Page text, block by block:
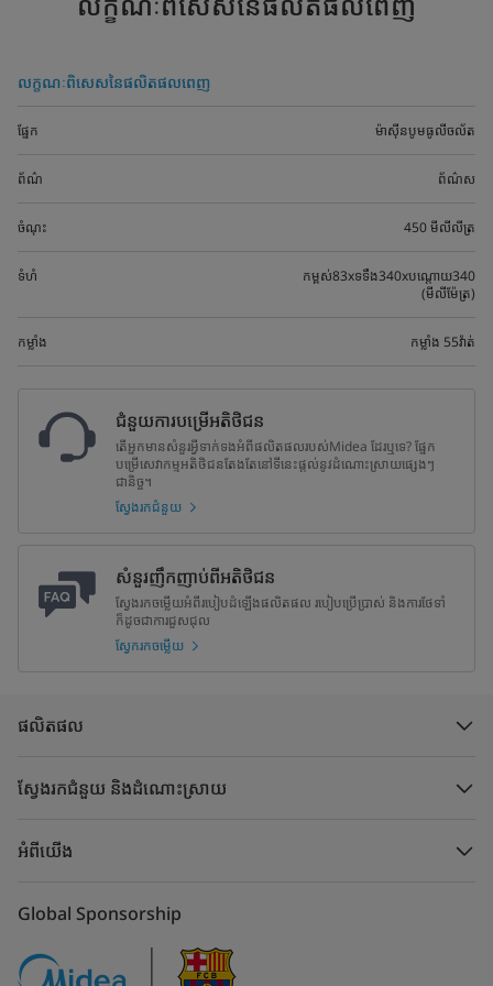
លក្ខណៈពិសេសនៃផលិតផលពេញ
ផ្នែក ម៉ាស៊ីនបូមធូលីចល័ត
ព័ណ៌ ព័ណ៌ស
ចំណុះ 450 មីលីលីត្រ
ទំហំ
កម្ពស់83xទទឹង340xបណ្តោយ340
(មីលីម៉ែត្រ)
កម្លាំង កម្លាំង​ 55វ៉ាត់
ជំនួយការបម្រើអតិថិជន
តើអ្នកមានសំនួរអ្វីទាក់ទងអំពីផលិតផលរបស់Midea ដែរឬទេ? ផ្នែក
បម្រើសេវាកម្មអតិថិជនតែងតែនៅទីនេះផ្តល់នូវដំណោះស្រាយផ្សេងៗ
ជានិច្ច។
ស្វែងរកជំនួយ
សំនួរញឹកញាប់ពីអតិថិជន
ស្វែងរកចម្លើយអំពីរបៀបដំឡើងផលិតផល របៀបប្រើប្រាស់ និងការថែទាំ
ក៏ដូចជាការជួសជុល
ស្វែករកចម្លើយ
ផលិតផល
ស្វែងរកជំនួយ និងដំណោះស្រាយ
អំពីយើង
Global Sponsorship